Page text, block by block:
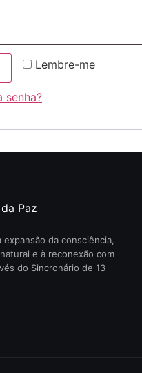
Lembre-me
senha?
Paz
da consciência,
e à reconexão com
do Sincronário de 13